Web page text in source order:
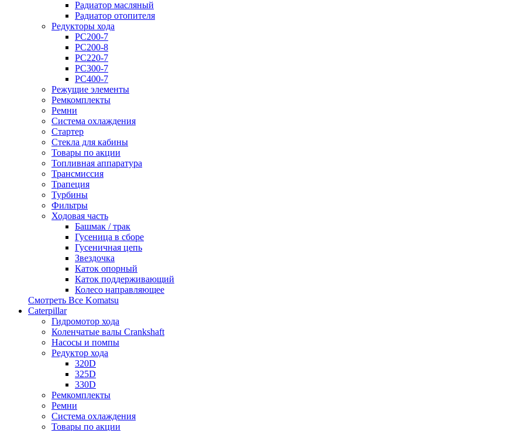
Радиатор масляный
Радиатор отопителя
Редукторы хода
PC200-7
PC200-8
PC220-7
PC300-7
PC400-7
Режущие элементы
Ремкомплекты
Ремни
Система охлаждения
Стартер
Стекла для кабины
Товары по акции
Топливная аппаратура
Трансмиссия
Трапеция
Турбины
Фильтры
Ходовая часть
Башмак / трак
Гусеница в сборе
Гусеничная цепь
Звездочка
Каток опорный
Каток поддерживающий
Колесо направляющее
Смотреть Все Komatsu
Caterpillar
Гидромотор хода
Коленчатые валы Crankshaft
Насосы и помпы
Редуктор хода
320D
325D
330D
Ремкомплекты
Ремни
Система охлаждения
Товары по акции